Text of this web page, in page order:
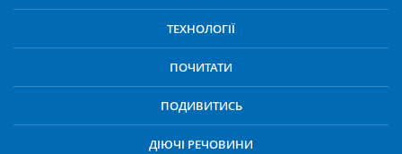
ТЕХНОЛОГІЇ
ПОЧИТАТИ
ПОДИВИТИСЬ
ДІЮЧІ РЕЧОВИНИ